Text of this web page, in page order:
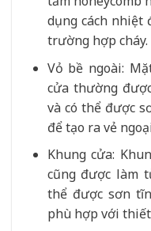
dụng cách nhiệt
trường hợp cháy.
Vỏ bề ngoài:
cửa thường
và có thể được
để tạo ra vẻ
Khung cửa:
cũng được làm
thể được sơn
phù hợp với